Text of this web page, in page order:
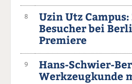
8
Uzin Utz Campus:
Besucher bei
Premiere
9
Hans-Schwier-
Werkzeugkunde